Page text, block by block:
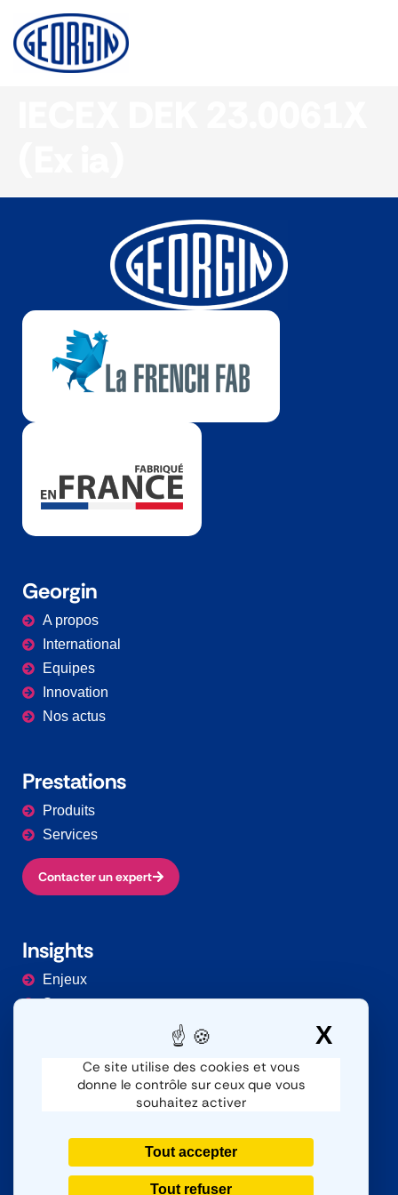
Panneau de gestion des cookies
Ce site utilise des cookies et vous
donne le contrôle sur ceux que vous
souhaitez activer
Tout accepter
Tout refuser
X
Georgin
A propos
International
Equipes
Innovation
Nos actus
Prestations​
Produits
Services
Contacter un expert
Insights
Enjeux
Secteurs
Contacter
SAV
Nous rejoindre